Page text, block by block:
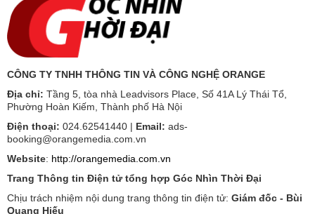
CÔNG TY TNHH THÔNG TIN VÀ CÔNG NGHỆ ORANGE
Địa chỉ: Tầng 5, tòa nhà Leadvisors Place, Số 41A Lý Thái Tổ,
Phường Hoàn Kiếm, Thành phố Hà Nội
Điện thoại: 024.62541440 | Email: ads-
booking@orangemedia.com.vn
Website: http://orangemedia.com.vn
Trang Thông tin Điện tử tổng hợp Góc Nhìn Thời Đại
Chịu trách nhiệm nội dung trang thông tin điện tử: Giám đốc - Bùi
Quang Hiếu